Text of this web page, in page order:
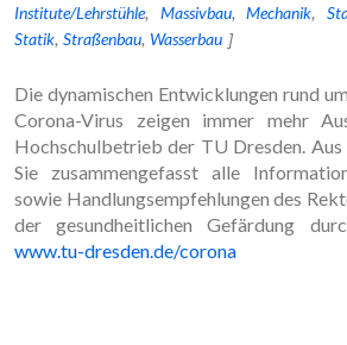
Institute/Lehrstühle
Massivbau Mechanik
Statik Straßenbau Wasserbau
Die dynamischen Entwicklungen rund
Corona-Virus zeigen immer mehr
Hochschulbetrieb der TU Dresden. Aus
Sie zusammengefasst alle
sowie Handlungsempfehlungen des
der gesundheitlichen Gefärdung
www.tu-dresden.de/corona